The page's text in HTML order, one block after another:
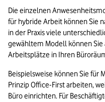
Die einzelnen
für hybride Arbeit können Sie
in der Praxis viele
gewähltem Modell können Sie
Arbeitsplätze in Ihren
Beispielsweise können Sie für
Prinzip Office-First arbeiten,
Büro einrichten. Für